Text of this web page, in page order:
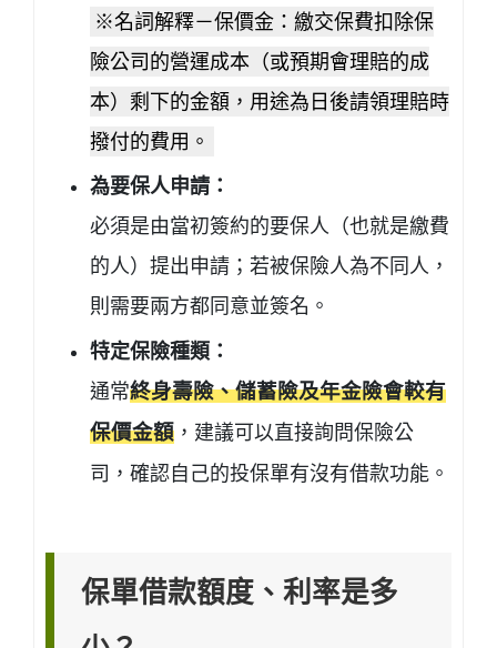
※名詞解釋－保價金：繳交保費扣除保
險公司的營運成本（或預期會理賠的成
本）剩下的金額，用途為日後請領理賠時
撥付的費用。
為要保人申請：
必須是由當初簽約的要保人（也就是繳費
的人）提出申請；若被保險人為不同人，
則需要兩方都同意並簽名。
特定保險種類：
通常終身壽險、儲蓄險及年金險會較有
保價金額 ，建議可以直接詢問保險公
司，確認自己的投保單有沒有借款功能。
保單借款額度、利率是多